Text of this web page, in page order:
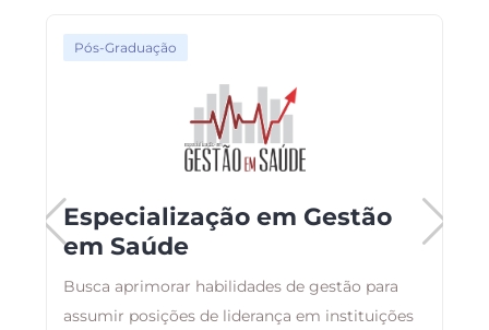
Pós-Graduação
Especialização em Gestão
em Saúde
Busca aprimorar habilidades de gestão para
assumir posições de liderança em instituições